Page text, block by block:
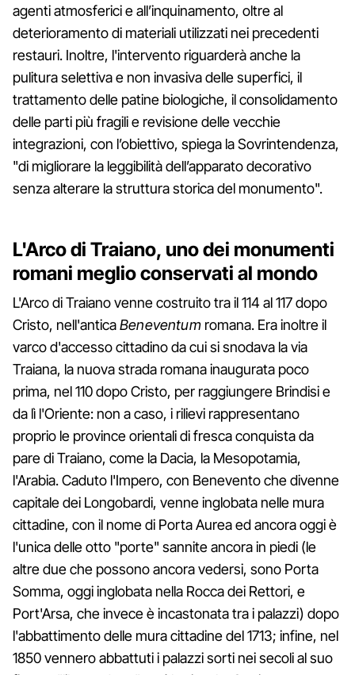
agenti atmosferici e all’inquinamento, oltre al
deterioramento di materiali utilizzati nei precedenti
restauri. Inoltre, l'intervento riguarderà anche la
pulitura selettiva e non invasiva delle superfici, il
trattamento delle patine biologiche, il consolidamento
delle parti più fragili e revisione delle vecchie
integrazioni, con l’obiettivo, spiega la Sovrintendenza,
"di migliorare la leggibilità dell’apparato decorativo
senza alterare la struttura storica del monumento".
L'Arco di Traiano, uno dei monumenti
romani meglio conservati al mondo
L'Arco di Traiano venne costruito tra il 114 al 117 dopo
Cristo, nell'anticaBeneventumromana. Era inoltre il
varco d'accesso cittadino da cui si snodava la via
Traiana, la nuova strada romana inaugurata poco
prima, nel 110 dopo Cristo, per raggiungere Brindisi e
da lì l'Oriente: non a caso, i rilievi rappresentano
proprio le province orientali di fresca conquista da
pare di Traiano, come la Dacia, la Mesopotamia,
l'Arabia. Caduto l'Impero, con Benevento che divenne
capitale dei Longobardi, venne inglobata nelle mura
cittadine, con il nome di Porta Aurea ed ancora oggi è
l'unica delle otto "porte" sannite ancora in piedi (le
altre due che possono ancora vedersi, sono Porta
Somma, oggi inglobata nella Rocca dei Rettori, e
Port'Arsa, che invece è incastonata tra i palazzi) dopo
l'abbattimento delle mura cittadine del 1713; infine, nel
1850 vennero abbattuti i palazzi sorti nei secoli al suo